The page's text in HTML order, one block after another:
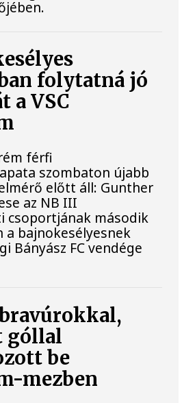
folytatná jó
a VSC
férfi
szombaton újabb
előtt áll: Gunther
az NB III
csoportjának második
bajnokesélyesnek
Bányász FC vendége
góllal
be
mezben